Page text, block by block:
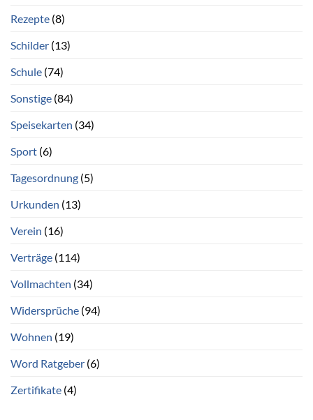
Rezepte (8)
Schilder (13)
Schule (74)
Sonstige (84)
Speisekarten (34)
Sport (6)
Tagesordnung (5)
Urkunden (13)
Verein (16)
Verträge (114)
Vollmachten (34)
Widersprüche (94)
Wohnen (19)
Word Ratgeber (6)
Zertifikate (4)